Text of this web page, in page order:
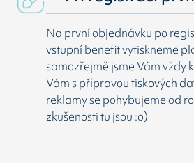
Na první objednávku po
vstupní benefit vytiskneme
samozřejmě jsme Vám vždy
Vám s přípravou tiskových
reklamy se pohybujeme od
zkušenosti tu jsou :o)